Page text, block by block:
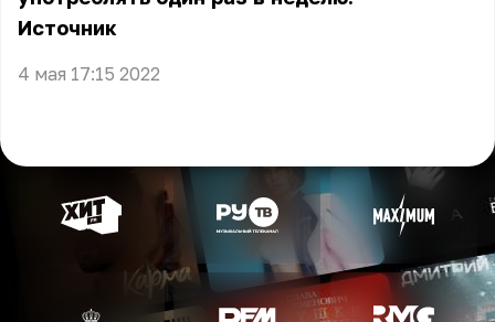
Источник
4 мая 17:15 2022